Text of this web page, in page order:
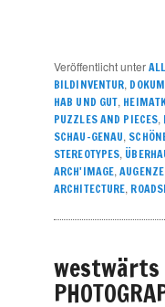
Veröffentlicht unter
BILDINVENTUR,
HAB UND GUT,
PUZZLES AND PIECES,
SCHAU-GENAU,
STEREOTYPES,
ARCH'IMAGE,
ARCHITECTURE,
westwärts